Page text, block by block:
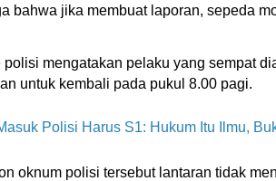
bahwa jika membuat laporan, sepeda
mengatakan pelaku yang sempat
untuk kembali pada pukul 8.00 pagi.
Polisi Harus S1: Hukum Itu Ilmu,
oknum polisi tersebut lantaran tidak